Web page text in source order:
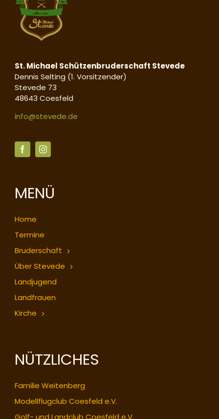
St. Michael Schützenbruderschaft Stevede
Dennis Selting (1. Vorsitzender)
Stevede 73
48643 Coesfeld
info@stevede.de
MENÜ
Home
Termine
Bruderschaft
Über Stevede
Landjugend
Landfrauen
Kirche
NÜTZLICHES
Familie Weitenberg
Modellflugclub Coesfeld e.V.